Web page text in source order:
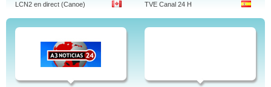
LCN2 en direct (Canoe) TVE Canal 24 H